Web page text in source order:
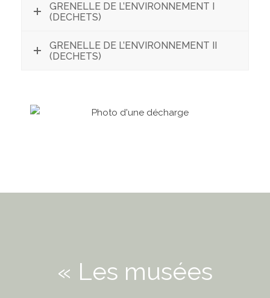
GRENELLE DE L’ENVIRONNEMENT I
(DECHETS)
GRENELLE DE L’ENVIRONNEMENT II
(DECHETS)
« Les musées